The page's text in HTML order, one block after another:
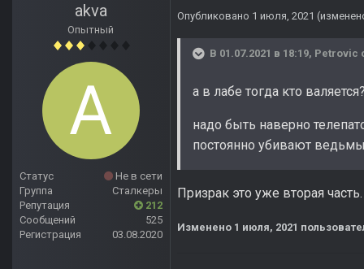
akva
Опытный
Статус
Не в сети
Группа
Сталкеры
Репутация
212
Сообщений
525
Регистрация
03.08.2020
Опубликовано 1 июля, 2021
В 01.07.2021 в 18:19, Petrovic
а в лабе тогда кто
надо быть наверно
постоянно убивают
Призрак это уже вторая часть.
Изменено 1 июля, 2021